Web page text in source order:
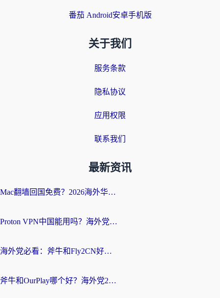
番茄 Android安卓手机版
关于我们
服务条款
隐私协议
应用权限
联系我们
最新资讯
Mac翻墙回国免费？2026海外华人亲测：从CCTV5直播到国内APP，这样选加速器才靠谱
Proton VPN中国能用吗？海外党选回国加速器的避坑指南（附番茄加速器实测）
海外党必看：斧牛和Fly2CN好用吗？3招教你选对回国加速器（附免费试用攻略）
斧牛和OurPlay哪个好？海外党2026亲测：选对加速器，国内资源秒加载